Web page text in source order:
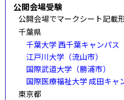
公開会場受験
公開会場でマークシート記載
千葉県
千葉大学 西千葉キャンパス
江戸川大学（流山市）
国際武道大学（勝浦市）
国際医療福祉大学 成田キャ
東京都